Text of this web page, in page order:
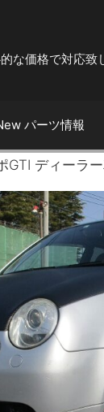
な価格で対応致
パーツ情報
GTI ディーラ